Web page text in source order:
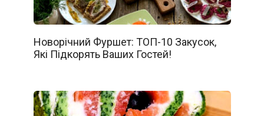
Новорічний Фуршет: ТОП-10 Закусок,
Які Підкорять Ваших Гостей!